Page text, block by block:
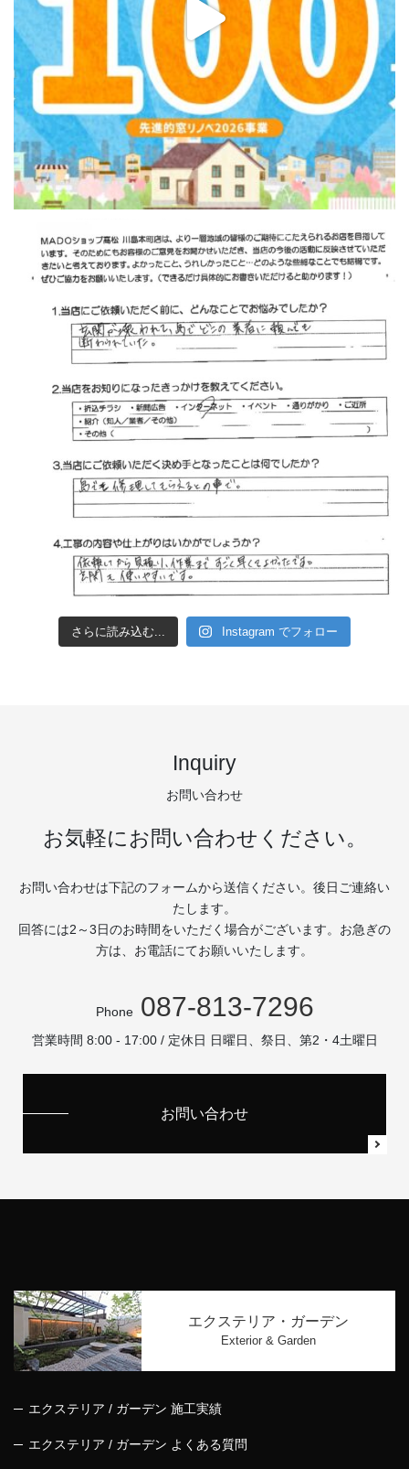
さらに読み込む... Instagram でフォロー
Inquiry
お問い合わせ
お気軽にお問い合わせください。
お問い合わせは下記のフォームから送信ください。後日ご連絡い
たします。
回答には2～3日のお時間をいただく場合がございます。お急ぎの
方は、お電話にてお願いいたします。
Phone 087-813-7296
営業時間 8:00 - 17:00 / 定休日 日曜日、祭日、第2・4土曜日
お問い合わせ
エクステリア・ガーデン
Exterior & Garden
エクステリア / ガーデン 施工実績
エクステリア / ガーデン よくある質問